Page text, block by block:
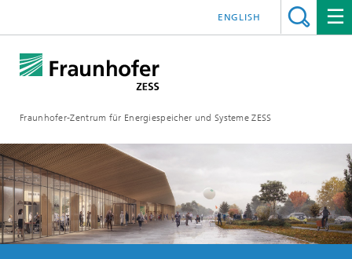
Fraunhofer-Zentrum für Energiespeicher und Systeme ZESS
ENGLISH